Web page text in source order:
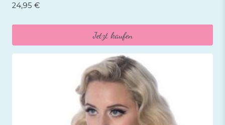
24,95 €
Jetzt kaufen